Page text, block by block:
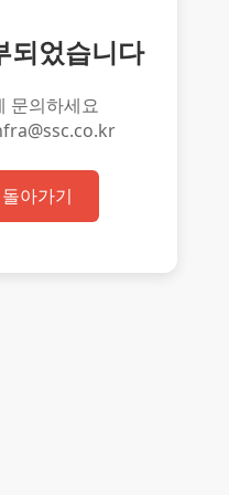
되었습니다
문의하세요
아가기